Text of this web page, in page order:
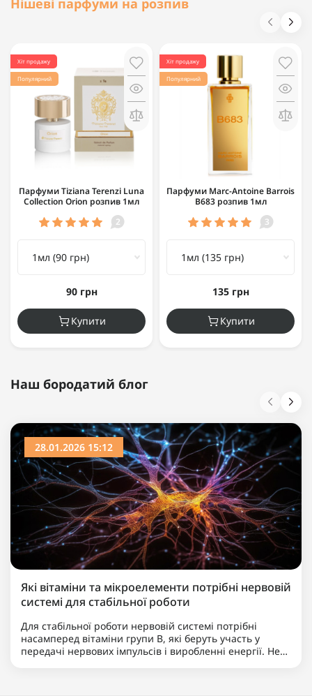
Нішеві парфуми на розпив
Хіт продажу
Популярний
Парфуми Tiziana Terenzi Luna
Collection Orion розпив 1мл
2
90 грн
Купити
Хіт продажу
Популярний
Парфуми Marc-Antoine Barrois
B683 розпив 1мл
3
135 грн
Купити
Наш бородатий блог
28.01.2026 15:12
Які вітаміни та мікроелементи потрібні нервовій
системі для стабільної роботи
Для стабільної роботи нервовій системі потрібні
насамперед вітаміни групи B, які беруть участь у
передачі нервових імпульсів і виробленні енергії. Не